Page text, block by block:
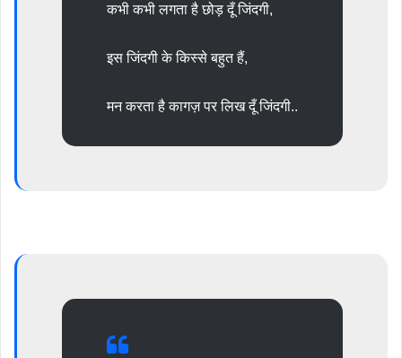
कभी कभी लगता है छोड़ दूँ जिंदगी,
इस जिंदगी के किस्से बहुत हैं,
मन करता है कागज़ पर लिख दूँ जिंदगी..